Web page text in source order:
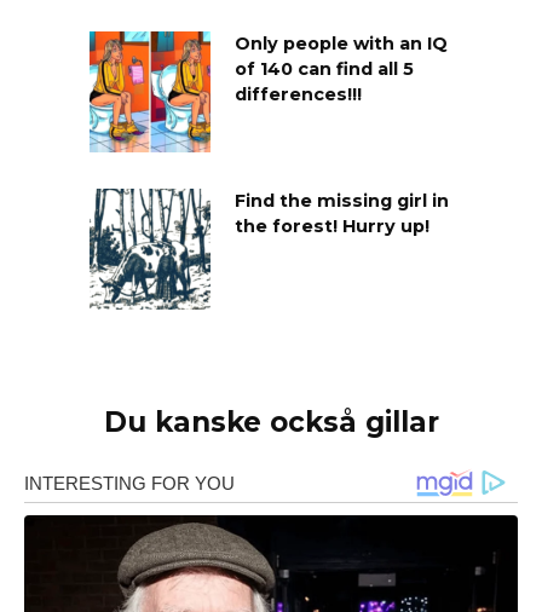
Only people with an IQ
of 140 can find all 5
differences!!!
Find the missing girl in
the forest! Hurry up!
Du kanske också gillar